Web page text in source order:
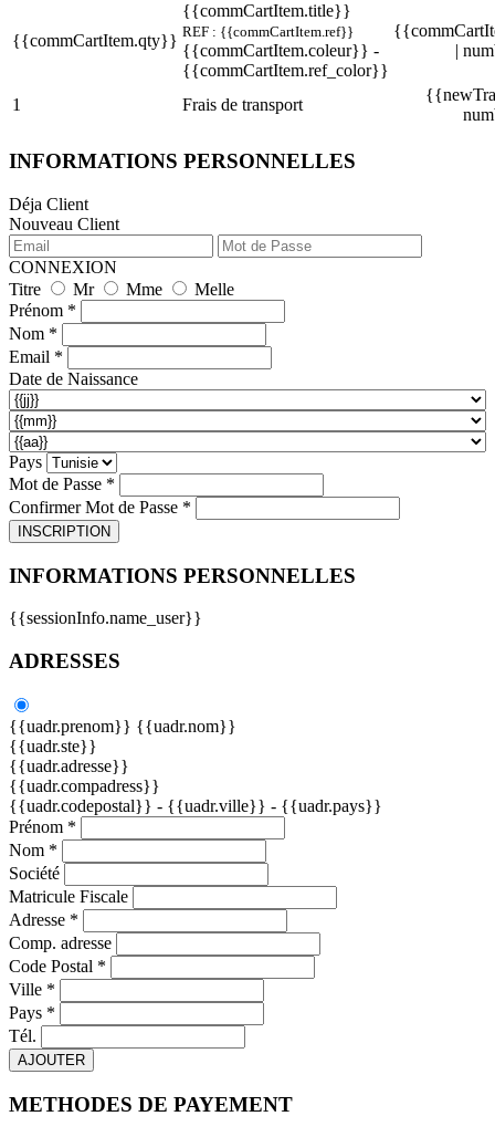
{{commCartItem.qty}}
{{commCartItem.title}}
REF : {{commCartItem.ref}}
{{commCartItem.coleur}} -
{{commCartItem.ref_color}}
|
1 Frais de transport
INFORMATIONS PERSONNELLES
Déja Client
Nouveau Client
CONNEXION
Titre
Mr Mme
Melle
Prénom *
Nom *
Email *
Date de Naissance
Pays
Mot de Passe *
Confirmer Mot de Passe *
INSCRIPTION
INFORMATIONS PERSONNELLES
{{sessionInfo.name_user}}
ADRESSES
{{uadr.prenom}} {{uadr.nom}}
{{uadr.ste}}
{{uadr.adresse}}
{{uadr.compadress}}
{{uadr.codepostal}} - {{uadr.ville}} - {{uadr.pays}}
Prénom *
Nom *
Société
Matricule Fiscale
Adresse *
Comp. adresse
Code Postal *
Ville *
Pays *
Tél.
AJOUTER
METHODES DE PAYEMENT